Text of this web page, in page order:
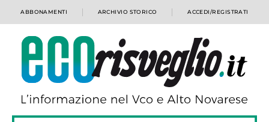
ABBONAMENTI ARCHIVIO STORICO ACCEDI/REGISTRATI